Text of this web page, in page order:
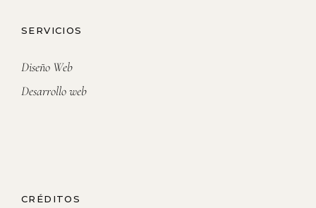
SERVICIOS
Diseño Web
Desarrollo web
CRÉDITOS